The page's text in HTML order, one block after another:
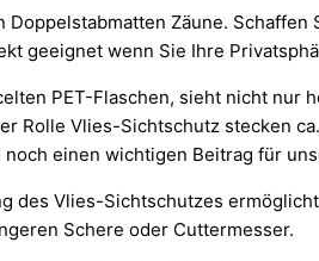
Zäune.
geeignet wenn Sie Ihre
PET-Flaschen, sieht nicht
Rolle Vlies-Sichtschutz stecken
einen wichtigen Beitrag für
des Vlies-Sichtschutzes
Schere oder Cuttermesser.